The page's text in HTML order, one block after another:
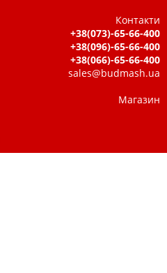
Контакти
+38(073)-65-66-400
+38(096)-65-66-400
+38(066)-65-66-400
sales@budmash.ua
Магазин